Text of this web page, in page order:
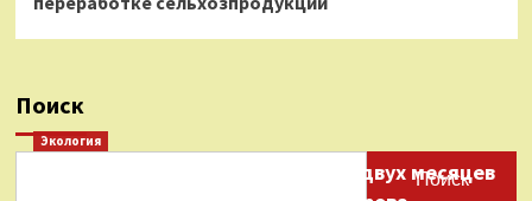
Поиск
Поиск
Экология
Нефтепродукты на протяжении двух месяцев